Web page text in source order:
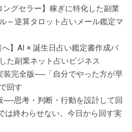
ングセラー】稼ぎに特化した副業
～逆算タロット占いメール鑑定マ
】AI × 誕生日占い鑑定書作成バ
た副業ネット占いビジネス
装完全版──「自分でやった方が早
回す
──思考・判断・行動を設計して回
は終わらせない。今日から回す実